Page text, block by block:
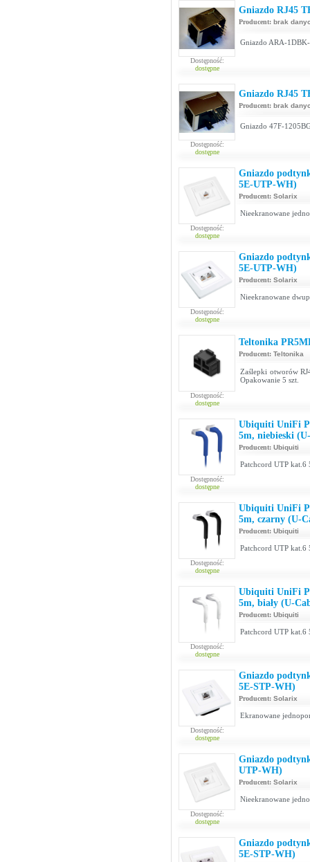
Dostępność:
dostępne
Gniazdo RJ45
Producent: brak
Gniazdo ARA-
Dostępność:
dostępne
Gniazdo RJ45
Producent: brak
Gniazdo 47F-
Dostępność:
dostępne
Gniazdo
5E-UTP-WH)
Producent: Solarix
Nieekranowane
Dostępność:
dostępne
Gniazdo
5E-UTP-WH)
Producent: Solarix
Nieekranowane
Dostępność:
dostępne
Teltonika
Producent: Teltonika
Zaślepki otworów
Opakowanie 5 szt.
Dostępność:
dostępne
Ubiquiti UniFi
5m, niebieski
Producent: Ubiquiti
Patchcord UTP kat.6
Dostępność:
dostępne
Ubiquiti UniFi
5m, czarny (U-
Producent: Ubiquiti
Patchcord UTP kat.6
Dostępność:
dostępne
Ubiquiti UniFi
5m, biały (U-
Producent: Ubiquiti
Patchcord UTP kat.6
Dostępność:
dostępne
Gniazdo
5E-STP-WH)
Producent: Solarix
Ekranowane
Dostępność:
dostępne
Gniazdo
UTP-WH)
Producent: Solarix
Nieekranowane
Gniazdo
5E-STP-WH)